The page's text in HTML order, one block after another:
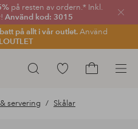
på resten av ordern.* Inkl.
Använd kod: 3015
på allt i vår outlet.Använd
Sök
Gå
favoritmarkerade
servering Skålar